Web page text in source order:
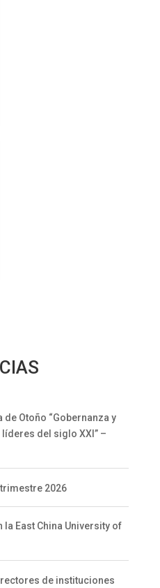
Otoño “Gobernanza y
del siglo XXI” –
2026
East China University of
de instituciones